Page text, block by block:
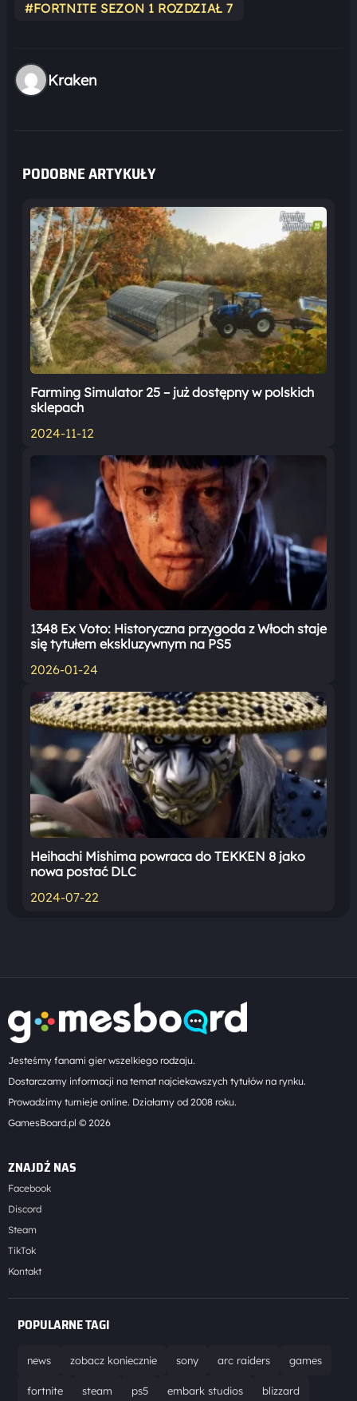
#FORTNITE SEZON 1 ROZDZIAŁ 7
Kraken
PODOBNE ARTYKUŁY
Farming Simulator 25 – już dostępny w polskich
sklepach
2024-11-12
1348 Ex Voto: Historyczna przygoda z Włoch staje
się tytułem ekskluzywnym na PS5
2026-01-24
Heihachi Mishima powraca do TEKKEN 8 jako
nowa postać DLC
2024-07-22
Jesteśmy fanami gier wszelkiego rodzaju.
Dostarczamy informacji na temat najciekawszych tytułów na rynku.
Prowadzimy turnieje online. Działamy od 2008 roku.
GamesBoard.pl © 2026
ZNAJDŹ NAS
Facebook
Discord
Steam
TikTok
Kontakt
POPULARNE TAGI
news zobacz koniecznie sony arc raiders games
fortnite steam ps5 embark studios blizzard